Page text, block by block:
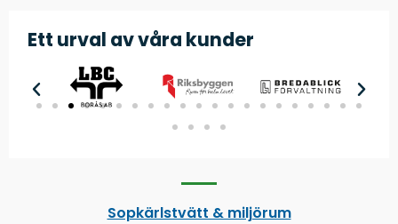
Ett urval av våra kunder
Sopkärlstvätt & miljörum